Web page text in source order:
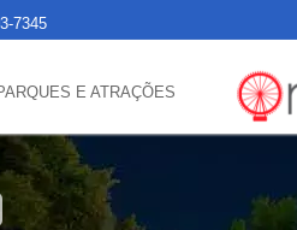
7345
E ATRAÇÕES